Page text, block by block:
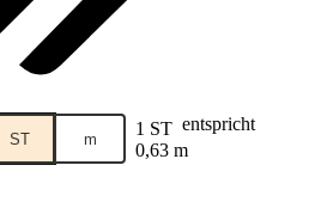
ST m 1 ST entspricht
0,63 m